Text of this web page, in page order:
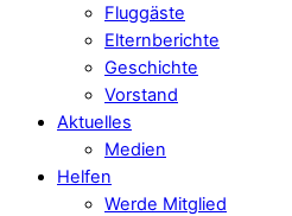
Fluggäste
Elternberichte
Geschichte
Vorstand
Aktuelles
Medien
Helfen
Werde Mitglied